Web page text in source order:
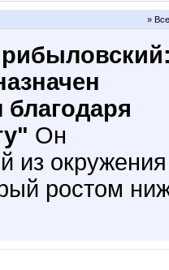
»
Он
из окружения
ростом